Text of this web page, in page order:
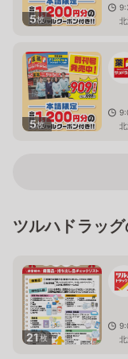
5枚
5枚
ツルハドラッ
21枚